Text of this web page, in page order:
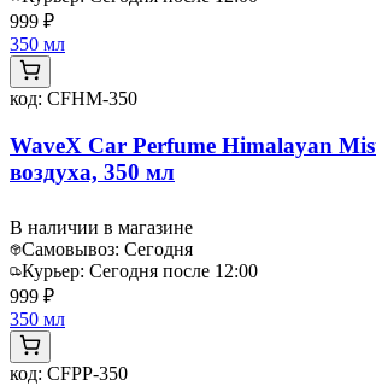
999 ₽
350 мл
код: CFHM-350
WaveX Car Perfume Himalayan
воздуха, 350 мл
В наличии в магазине
Самовывоз: Сегодня
Курьер: Сегодня после 12:00
999 ₽
350 мл
код: CFPP-350